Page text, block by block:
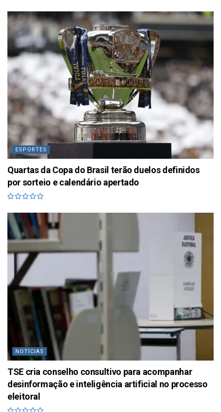
ESPORTES
Quartas da Copa do Brasil terão duelos definidos
por sorteio e calendário apertado
NOTÍCIAS
TSE cria conselho consultivo para acompanhar
desinformação e inteligência artificial no processo
eleitoral